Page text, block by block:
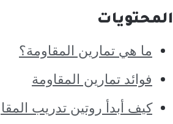
المحتويات
ما هي تمارين المقاومة؟
فوائد تمارين المقاومة
كيف أبدأ روتين تدريب